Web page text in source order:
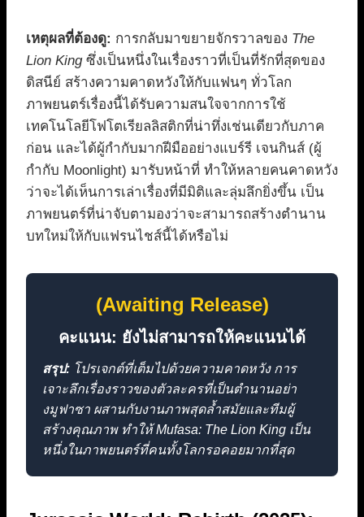
เหตุผลที่ต้องดู: การกลับมาขยายจักรวาลของ The
Lion Kingซึ่งเป็นหนึ่งในเรื่องราวที่เป็นที่รักที่สุดของ
ดิสนีย์ สร้างความคาดหวังให้กับแฟนๆ ทั่วโลก
ภาพยนตร์เรื่องนี้ได้รับความสนใจจากการใช้
เทคโนโลยีโฟโตเรียลลิสติกที่น่าทึ่งเช่นเดียวกับภาค
ก่อน และได้ผู้กำกับมากฝีมืออย่างแบร์รี เจนกินส์ (ผู้
กำกับ Moonlight) มารับหน้าที่ ทำให้หลายคนคาดหวัง
ว่าจะได้เห็นการเล่าเรื่องที่มีมิติและลุ่มลึกยิ่งขึ้น เป็น
ภาพยนตร์ที่น่าจับตามองว่าจะสามารถสร้างตำนาน
บทใหม่ให้กับแฟรนไชส์นี้ได้หรือไม่
(Awaiting Release)
คะแนน: ยังไม่สามารถให้คะแนนได้
สรุป: โปรเจกต์ที่เต็มไปด้วยความคาดหวัง การ
เจาะลึกเรื่องราวของตัวละครที่เป็นตำนานอย่า
งมูฟาซา ผสานกับงานภาพสุดล้ำสมัยและทีมผู้
สร้างคุณภาพ ทำให้ Mufasa: The Lion King เป็น
หนึ่งในภาพยนตร์ที่คนทั้งโลกรอคอยมากที่สุด